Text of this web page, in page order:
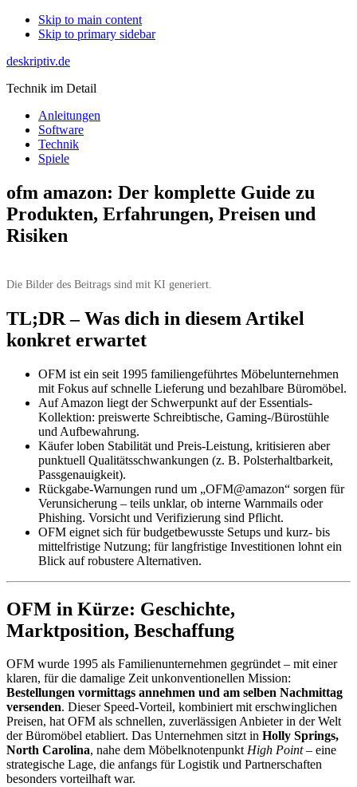
Skip to main content
Skip to primary sidebar
deskriptiv.de
Technik im Detail
Anleitungen
Software
Technik
Spiele
ofm amazon: Der komplette Guide zu
Produkten, Erfahrungen, Preisen und
Risiken
Die Bilder des Beitrags sind mit KI generiert.
TL;DR – Was dich in diesem Artikel
konkret erwartet
OFM ist ein seit 1995 familiengeführtes Möbelunternehmen
mit Fokus auf schnelle Lieferung und bezahlbare Büromöbel.
Auf Amazon liegt der Schwerpunkt auf der Essentials-
Kollektion: preiswerte Schreibtische, Gaming-/Bürostühle
und Aufbewahrung.
Käufer loben Stabilität und Preis-Leistung, kritisieren aber
punktuell Qualitätsschwankungen (z. B. Polsterhaltbarkeit,
Passgenauigkeit).
Rückgabe-Warnungen rund um „OFM@amazon“ sorgen für
Verunsicherung – teils unklar, ob interne Warnmails oder
Phishing. Vorsicht und Verifizierung sind Pflicht.
OFM eignet sich für budgetbewusste Setups und kurz- bis
mittelfristige Nutzung; für langfristige Investitionen lohnt ein
Blick auf robustere Alternativen.
OFM in Kürze: Geschichte,
Marktposition, Beschaffung
OFM wurde 1995 als Familienunternehmen gegründet – mit einer
klaren, für die damalige Zeit unkonventionellen Mission:
Bestellungen vormittags annehmen und am selben Nachmittag
versenden. Dieser Speed-Vorteil, kombiniert mit erschwinglichen
Preisen, hat OFM als schnellen, zuverlässigen Anbieter in der Welt
der Büromöbel etabliert. Das Unternehmen sitzt in Holly Springs,
North Carolina, nahe dem MöbelknotenpunktHigh Point– eine
strategische Lage, die anfangs für Logistik und Partnerschaften
besonders vorteilhaft war.